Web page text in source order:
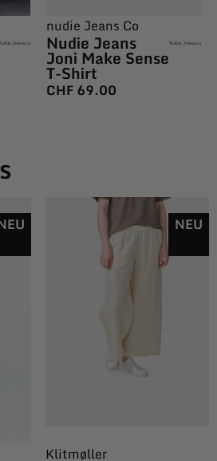
nudie Jeans Co
Nudie Jeans
Joni Make Sense
T-Shirt
CHF69.00
NEU
Klitmøller